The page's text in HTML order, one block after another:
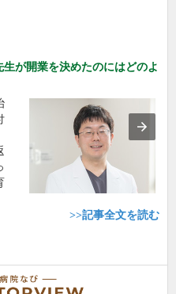
が開業を決めたのにはどのよ
>>記事全文を読む